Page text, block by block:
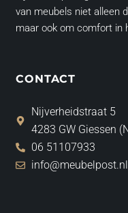
van meubels niet alleen
maar ook om comfort in
CONTACT
Nijverheidstraat 5
4283 GW Giessen
06 51107933
info@meubelpost.nl